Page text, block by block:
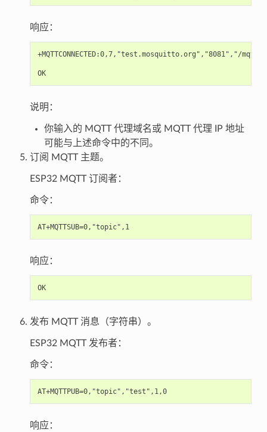
响应：
+MQTTCONNECTED:0,7,"test.mosquitto.org","8081","/
OK
说明：
你输入的 MQTT 代理域名或 MQTT 代理 IP 地址
可能与上述命令中的不同。
订阅 MQTT 主题。
ESP32 MQTT 订阅者：
命令：
AT+MQTTSUB=0,"topic",1
响应：
OK
发布 MQTT 消息（字符串）。
ESP32 MQTT 发布者：
命令：
AT+MQTTPUB=0,"topic","test",1,0
响应：